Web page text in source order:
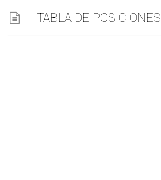
TABLA DE POSICIONES